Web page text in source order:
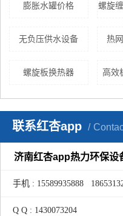
膨胀水罐价格 螺旋
无负压供水设备 热
螺旋板换热器 高效
联系红杏app
济南红杏app热力环保设
手机 : 15589935888
Q Q : 1430073204